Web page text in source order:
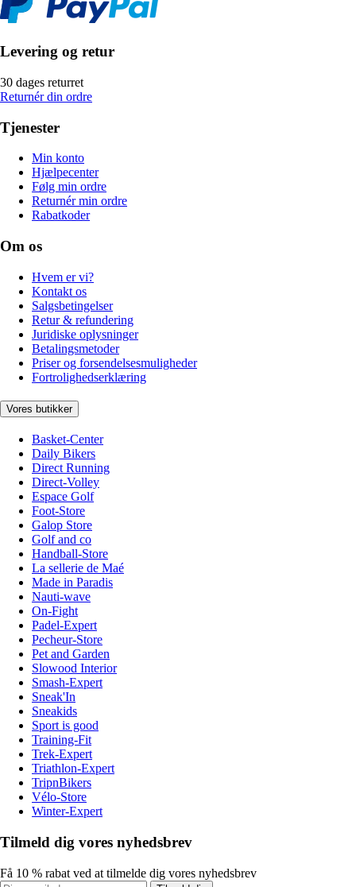
Levering og retur
30 dages returret
Returnér din ordre
Tjenester
Min konto
Hjælpecenter
Følg min ordre
Returnér min ordre
Rabatkoder
Om os
Hvem er vi?
Kontakt os
Salgsbetingelser
Retur & refundering
Juridiske oplysninger
Betalingsmetoder
Priser og forsendelsesmuligheder
Fortrolighedserklæring
Vores butikker
Basket-Center
Daily Bikers
Direct Running
Direct-Volley
Espace Golf
Foot-Store
Galop Store
Golf and co
Handball-Store
La sellerie de Maé
Made in Paradis
Nauti-wave
On-Fight
Padel-Expert
Pecheur-Store
Pet and Garden
Slowood Interior
Smash-Expert
Sneak'In
Sneakids
Sport is good
Training-Fit
Trek-Expert
Triathlon-Expert
TripnBikers
Vélo-Store
Winter-Expert
Tilmeld dig vores nyhedsbrev
Få 10 % rabat ved at tilmelde dig vores nyhedsbrev